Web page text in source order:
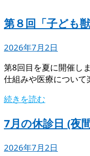
第８回「子ども
2026年7月2日
第8回目を夏に開催し
仕組みや医療について
続きを読む
7月の休診日 (夜
2026年7月2日